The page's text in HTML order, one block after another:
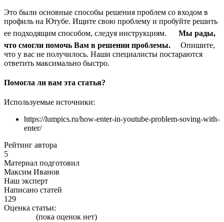
Это были основные способы решения проблем со входом в
профиль на Ютубе. Ищите свою проблему и пробуйте решить
ее подходящим способом, следуя инструкциям.
Мы рады,
что смогли помочь Вам в решении проблемы.
Опишите,
что у вас не получилось. Наши специалисты постараются
ответить максимально быстро.
Помогла ли вам эта статья?
Используемые источники:
https://lumpics.ru/how-enter-in-youtube-problem-soving-with-
enter/
Рейтинг автора
5
Материал подготовил
Максим Иванов
Наш эксперт
Написано статей
129
Оценка статьи:
(пока оценок нет)